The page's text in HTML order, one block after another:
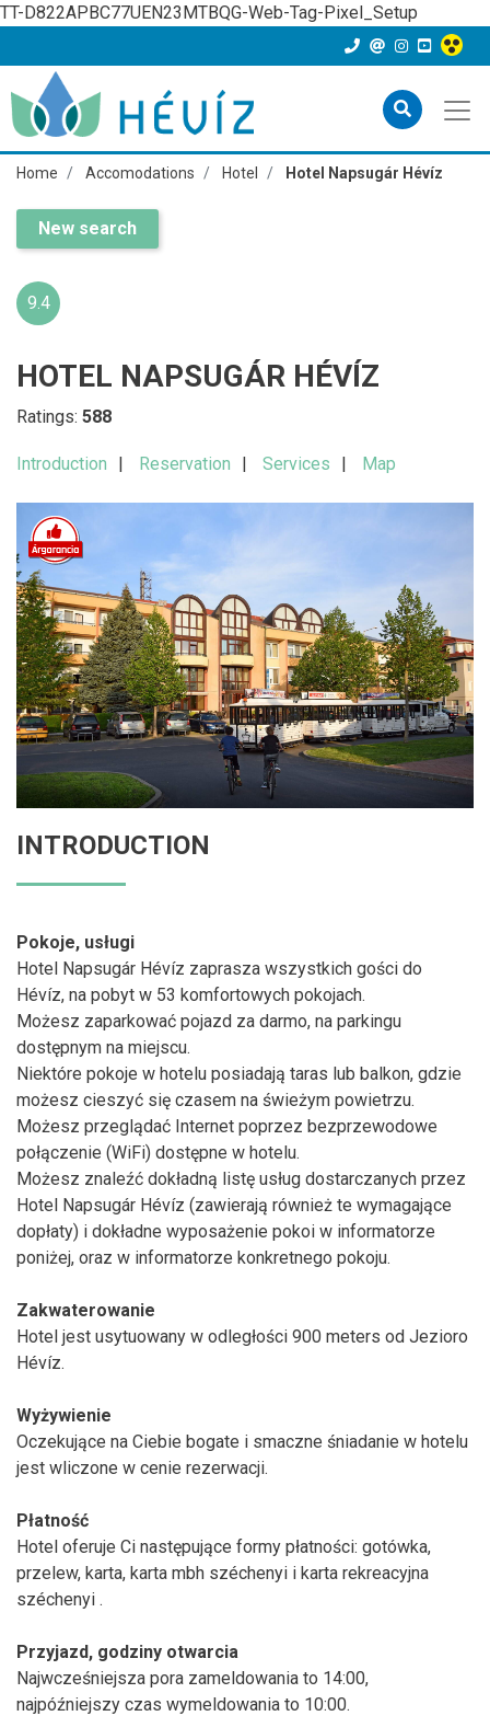
TT-D822APBC77UEN23MTBQG-Web-Tag-Pixel_Setup
Home Accomodations Hotel Hotel Napsugár Hévíz
New search
9.4
HOTEL NAPSUGÁR HÉVÍZ
Ratings: 588
Introduction Reservation Services Map
INTRODUCTION
Pokoje, usługi
Hotel Napsugár Hévíz zaprasza wszystkich gości do
Hévíz, na pobyt w 53 komfortowych pokojach.
Możesz zaparkować pojazd za darmo, na parkingu
dostępnym na miejscu.
Niektóre pokoje w hotelu posiadają taras lub balkon, gdzie
możesz cieszyć się czasem na świeżym powietrzu.
Możesz przeglądać Internet poprzez bezprzewodowe
połączenie (WiFi) dostępne w hotelu.
Możesz znaleźć dokładną listę usług dostarczanych przez
Hotel Napsugár Hévíz (zawierają również te wymagające
dopłaty) i dokładne wyposażenie pokoi w informatorze
poniżej, oraz w informatorze konkretnego pokoju.
Zakwaterowanie
Hotel jest usytuowany w odległości 900 meters od Jezioro
Hévíz.
Wyżywienie
Oczekujące na Ciebie bogate i smaczne śniadanie w hotelu
jest wliczone w cenie rezerwacji.
Płatność
Hotel oferuje Ci następujące formy płatności: gotówka,
przelew, karta, karta mbh széchenyi i karta rekreacyjna
széchenyi .
Przyjazd, godziny otwarcia
Najwcześniejsza pora zameldowania to 14:00,
najpóźniejszy czas wymeldowania to 10:00.